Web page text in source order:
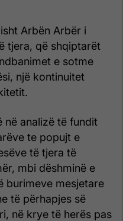
Arbën Arbër i
tjera, që shqiptarët
e sotme
një kontinuitet
në analizë të fundit
te popujt e
të tjera të
mbi dëshminë e
burimeve mesjetare
të përhapjes së
në krye të herës pas